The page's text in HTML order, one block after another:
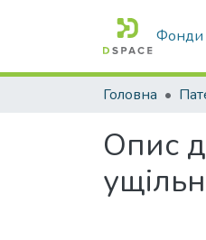
Фонди
Головна
Опис